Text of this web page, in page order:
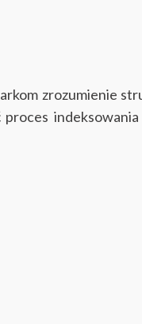
zrozumienie
indeksowania